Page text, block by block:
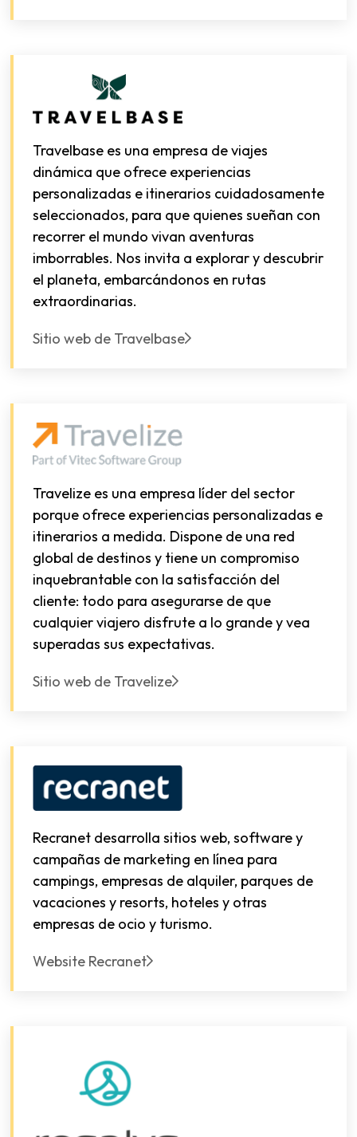
Travelbase es una empresa de viajes
dinámica que ofrece experiencias
personalizadas e itinerarios cuidadosamente
seleccionados, para que quienes sueñan con
recorrer el mundo vivan aventuras
imborrables. Nos invita a explorar y descubrir
el planeta, embarcándonos en rutas
extraordinarias.
Sitio web de Travelbase
Travelize es una empresa líder del sector
porque ofrece experiencias personalizadas e
itinerarios a medida. Dispone de una red
global de destinos y tiene un compromiso
inquebrantable con la satisfacción del
cliente: todo para asegurarse de que
cualquier viajero disfrute a lo grande y vea
superadas sus expectativas.
Sitio web de Travelize
Recranet desarrolla sitios web, software y
campañas de marketing en línea para
campings, empresas de alquiler, parques de
vacaciones y resorts, hoteles y otras
empresas de ocio y turismo.
Website Recranet